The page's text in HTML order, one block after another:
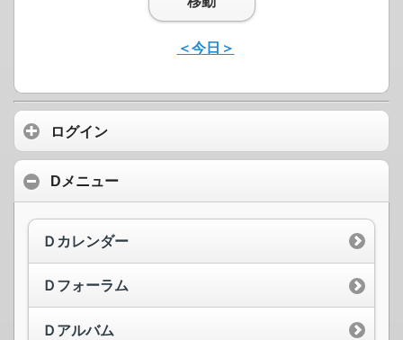
＜今日＞
ログイン
Dメニュー
Ｄカレンダー
Ｄフォーラム
Ｄアルバム